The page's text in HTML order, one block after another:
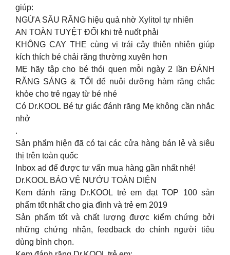
giúp:
NGỪA SÂU RĂNG hiệu quả nhờ Xylitol tự nhiên
AN TOÀN TUYỆT ĐỐI khi trẻ nuốt phải
KHÔNG CAY THE cùng vị trái cây thiên nhiên giúp
kích thích bé chải răng thường xuyên hơn
MẸ hãy tập cho bé thói quen mỗi ngày 2 lần ĐÁNH
RĂNG SÁNG & TỐI để nuôi dưỡng hàm răng chắc
khỏe cho trẻ ngay từ bé nhé
Có Dr.KOOL Bé tự giác đánh răng Mẹ không cần nhắc
nhở
.
Sản phẩm hiện đã có tại các cửa hàng bán lẻ và siêu
thị trên toàn quốc
Inbox ad để được tư vấn mua hàng gần nhất nhé!
Dr.KOOL BẢO VỆ NƯỚU TOÀN DIỆN
Kem đánh răng Dr.KOOL trẻ em đạt TOP 100 sản
phẩm tốt nhất cho gia đình và trẻ em 2019
Sản phẩm tốt và chất lượng được kiểm chứng bởi
những chứng nhận, feedback do chính người tiêu
dùng bình chọn.